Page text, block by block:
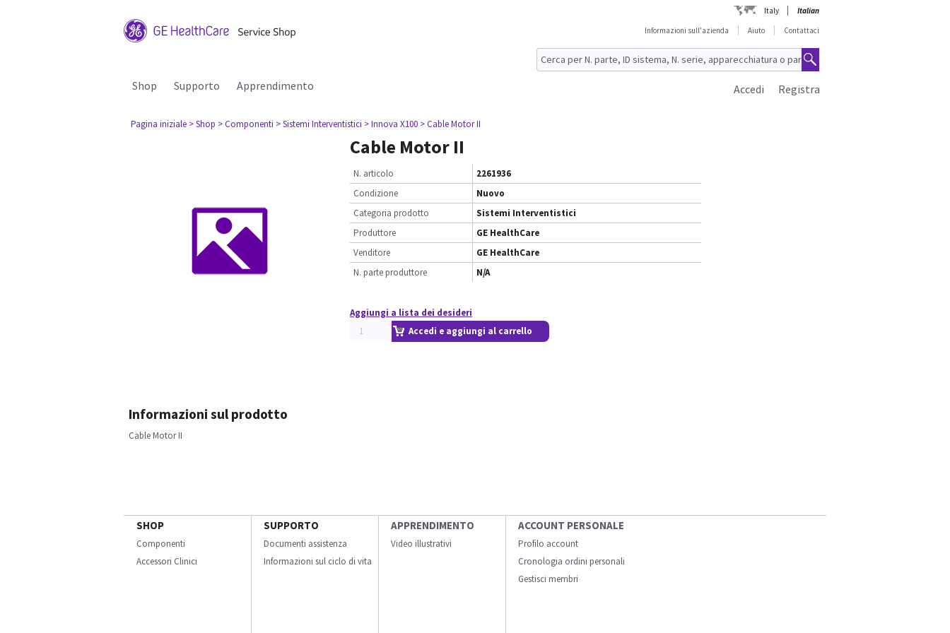
Italy
Italian
Informazioni sull'azienda
Aiuto Contattaci
Shop Supporto Apprendimento Registra
Accedi
Pagina iniziale > Shop > Componenti > Sistemi Interventistici > Innova X100 > Cable Motor II
Cable Motor II
N. articolo
2261936
Condizione
Nuovo
Categoria prodotto
Sistemi Interventistici
Produttore
GE HealthCare
Venditore
GE HealthCare
N. parte produttore
N/A
Aggiungi a lista dei desideri
Accedi e aggiungi al carrello
Informazioni sul prodotto
Cable Motor II
SHOP
Componenti
Accessori Clinici
SUPPORTO
Documenti assistenza
Informazioni sul ciclo di vita
APPRENDIMENTO
Video illustrativi
ACCOUNT PERSONALE
Profilo account
Cronologia ordini personali
Gestisci membri